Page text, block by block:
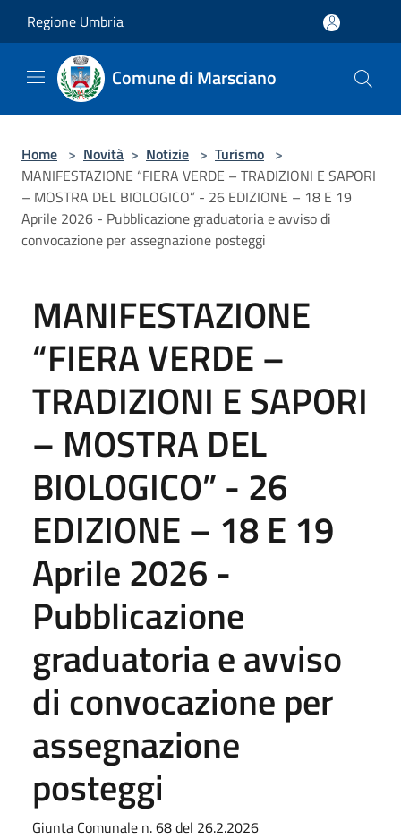
Regione Umbria
Comune di Marsciano
Home > Novità > Notizie > Turismo >
MANIFESTAZIONE “FIERA VERDE – TRADIZIONI E SAPORI
– MOSTRA DEL BIOLOGICO” - 26 EDIZIONE – 18 E 19
Aprile 2026 - Pubblicazione graduatoria e avviso di
convocazione per assegnazione posteggi
MANIFESTAZIONE
“FIERA VERDE –
TRADIZIONI E SAPORI
– MOSTRA DEL
BIOLOGICO” - 26
EDIZIONE – 18 E 19
Aprile 2026 -
Pubblicazione
graduatoria e avviso
di convocazione per
assegnazione
posteggi
Giunta Comunale n. 68 del 26.2.2026